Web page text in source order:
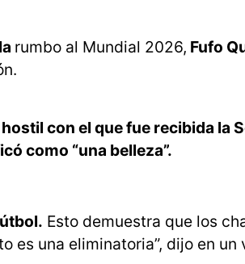
rumbo al Mundial 2026, Fufo
con el que fue recibida la
como “una belleza”.
Esto demuestra que los
es una eliminatoria”, dijo en un